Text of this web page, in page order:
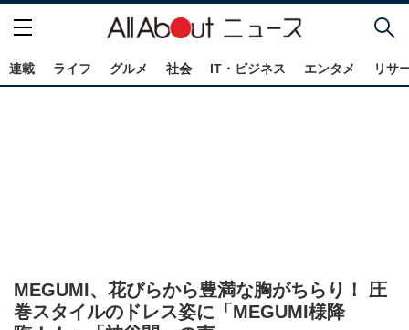
連載 ライフ グルメ 社会 IT・ビジネス エンタメ リサ
MEGUMI、花びらから豊満な胸がちらり！ 圧
巻スタイルのドレス姿に「MEGUMI様降